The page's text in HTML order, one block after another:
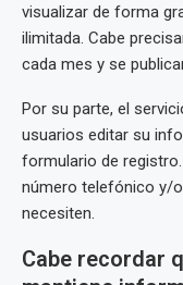
visualizar de forma
ilimitada. Cabe
cada mes y se
Por su parte, el
usuarios editar su
formulario de
número telefónico y/
necesiten.
Cabe recordar